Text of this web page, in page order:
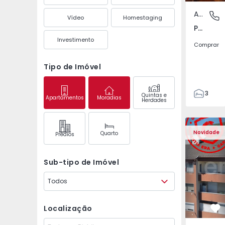
Vídeo Homestaging
Investimento
Tipo de Imóvel
Apartamentos Moradias Quintas e
Herdades
Prédios Quarto
Sub-tipo de Imóvel
Todos
Localização
Póvoa
Apartamento
Póvoa de Varzim, Beiriz e Argivai, Porto
Comprar
3
138
153
2
Novidade
Apartamento T2